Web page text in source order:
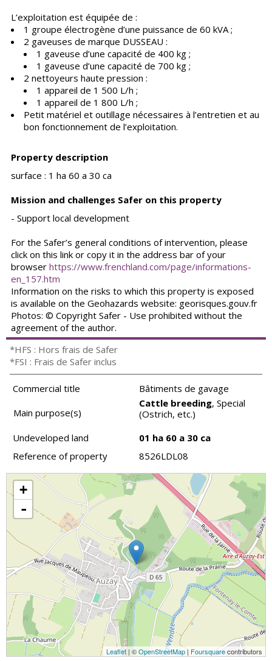
L’exploitation est équipée de :
1 groupe électrogène d’une puissance de 60 kVA ;
2 gaveuses de marque DUSSEAU :
1 gaveuse d’une capacité de 400 kg ;
1 gaveuse d’une capacité de 700 kg ;
2 nettoyeurs haute pression :
1 appareil de 1 500 L/h ;
1 appareil de 1 800 L/h ;
Petit matériel et outillage nécessaires à l’entretien et au
bon fonctionnement de l’exploitation.
Property description
surface : 1 ha 60 a 30 ca
Mission and challenges Safer on this property
- Support local development
For the Safer’s general conditions of intervention, please
click on this link or copy it in the address bar of your
browser https://www.frenchland.com/page/informations-
en_157.htm
Information on the risks to which this property is exposed
is available on the Geohazards website: georisques.gouv.fr
Photos: © Copyright Safer - Use prohibited without the
agreement of the author.
*HFS : Hors frais de Safer
*FSI : Frais de Safer inclus
Commercial title
Bâtiments de gavage
Main purpose(s)
Cattle breeding, Special
(Ostrich, etc.)
Undeveloped land
01 ha 60 a 30 ca
Reference of property
8526LDL08
+
-
Leaflet| ©OpenStreetMap| Foursquarecontributors